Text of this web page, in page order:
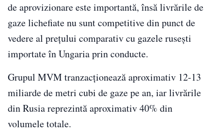
de aprovizionare este importantă, însă livrările de
gaze lichefiate nu sunt competitive din punct de
vedere al prețului comparativ cu gazele rusești
importate în Ungaria prin conducte.
Grupul MVM tranzacționează aproximativ 12-13
miliarde de metri cubi de gaze pe an, iar livrările
din Rusia reprezintă aproximativ 40% din
volumele totale.